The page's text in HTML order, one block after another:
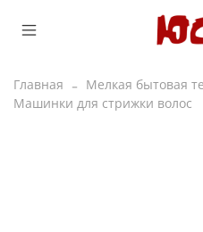
Главная Мелкая бытовая
Машинки для стрижки волос